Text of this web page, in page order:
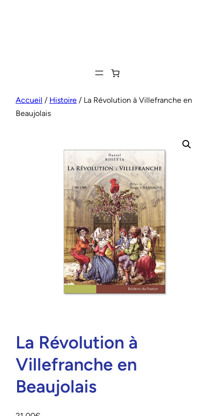
Accueil / Histoire / La Révolution à Villefranche en
Beaujolais
La Révolution à
Villefranche en
Beaujolais